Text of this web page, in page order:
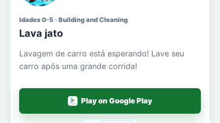
Idades 0-5 · Building and Cleaning
Lava jato
Lavagem de carro está esperando! Lave seu
carro após uma grande corrida!
Play on Google Play